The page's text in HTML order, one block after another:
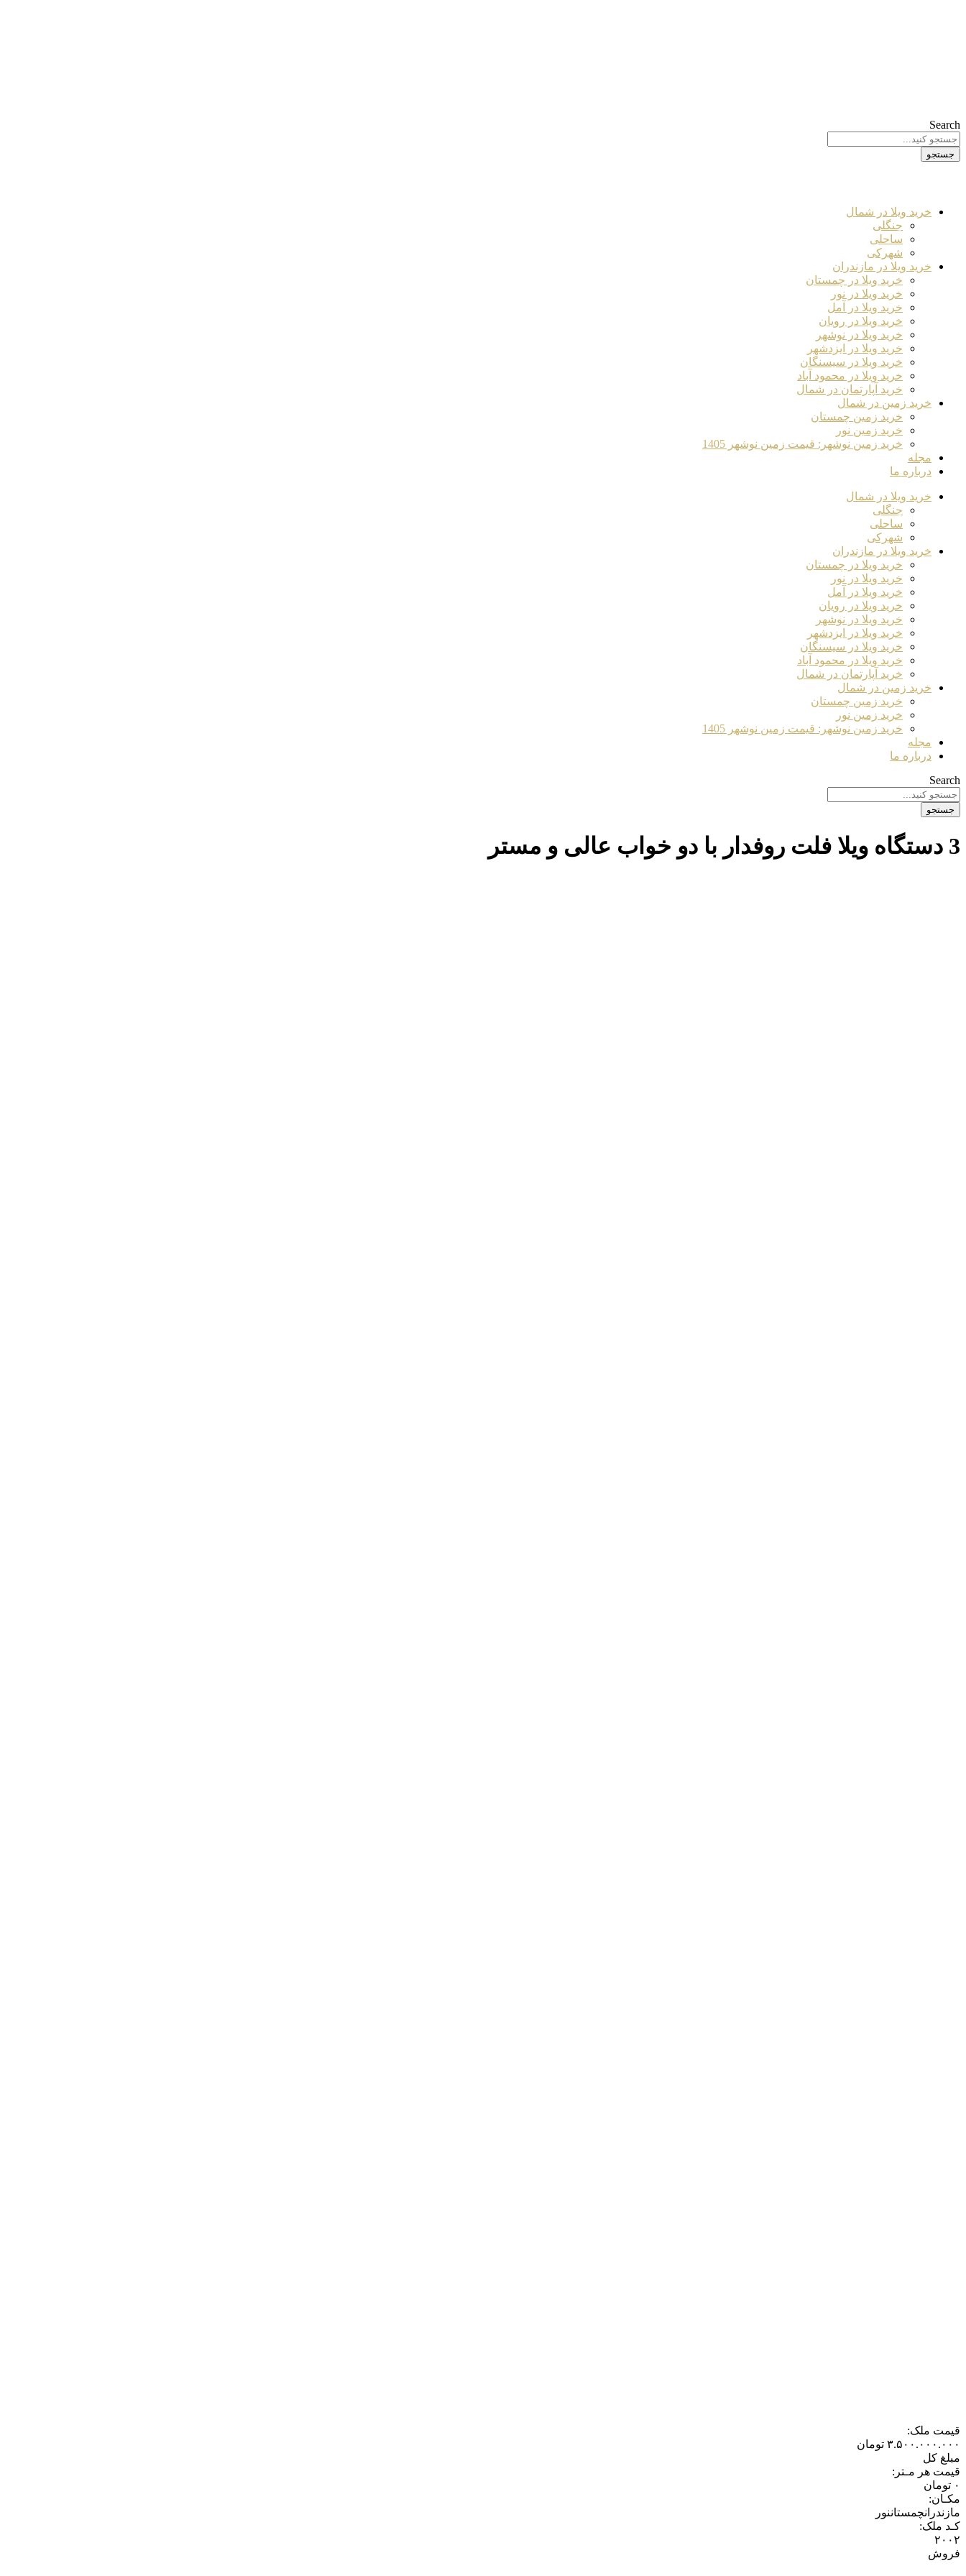
Search
جستجو
خرید ویلا در شمال
جنگلی
ساحلی
شهرکی
خرید ویلا در مازندران
خرید ویلا در چمستان
خرید ویلا در نور
خرید ویلا در آمل
خرید ویلا در رویان
خرید ویلا در نوشهر
خرید ویلا در ایزدشهر
خرید ویلا در سیسنگان
خرید ویلا در محمود آباد
خرید آپارتمان در شمال
خرید زمین در شمال
خرید زمین چمستان
خرید زمین نور
خرید زمین نوشهر: قیمت زمین نوشهر 1405
مجله
درباره ما
خرید ویلا در شمال
جنگلی
ساحلی
شهرکی
خرید ویلا در مازندران
خرید ویلا در چمستان
خرید ویلا در نور
خرید ویلا در آمل
خرید ویلا در رویان
خرید ویلا در نوشهر
خرید ویلا در ایزدشهر
خرید ویلا در سیسنگان
خرید ویلا در محمود آباد
خرید آپارتمان در شمال
خرید زمین در شمال
خرید زمین چمستان
خرید زمین نور
خرید زمین نوشهر: قیمت زمین نوشهر 1405
مجله
درباره ما
Search
جستجو
3 دستگاه ویلا فلت روفدار با دو خواب عالی و مستر
قیمت ملک:
۳.۵۰۰.۰۰۰.۰۰۰ تومان
مبلغ کل
قیمت هر مـتر:
۰ تومان
مکـان:
مازندرانچمستاننور
کـد ملک:
۲۰۰۲
فروش